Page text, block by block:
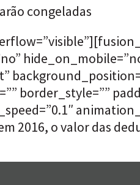
congeladas
border_style=””
2016, o valor das